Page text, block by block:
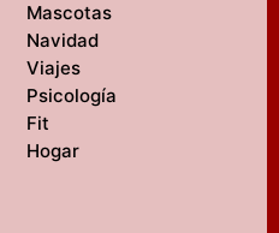
Mascotas
Navidad
Viajes
Psicología
Fit
Hogar